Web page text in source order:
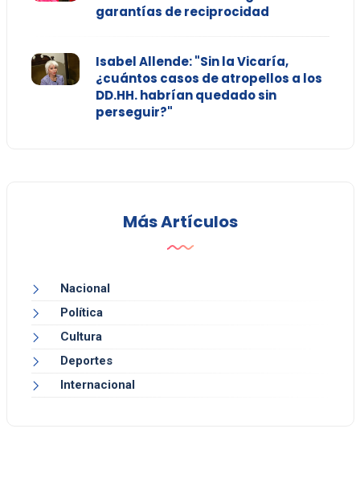
garantías de reciprocidad
Isabel Allende: "Sin la Vicaría,
¿cuántos casos de atropellos a los
DD.HH. habrían quedado sin
perseguir?"
Más Artículos
Nacional
Política
Cultura
Deportes
Internacional